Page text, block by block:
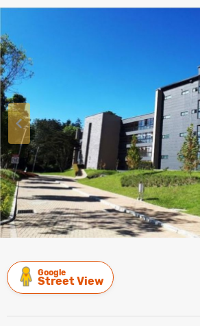
Google
Street View